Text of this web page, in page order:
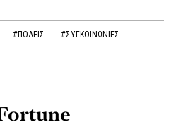
#ΠΟΛΕΙΣ #ΣΥΓΚΟΙΝΩΝΙΕΣ